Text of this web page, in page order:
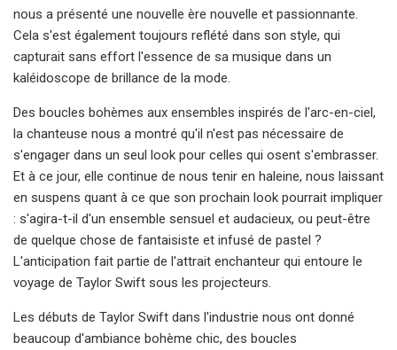
nous a présenté une nouvelle ère nouvelle et passionnante.
Cela s'est également toujours reflété dans son style, qui
capturait sans effort l'essence de sa musique dans un
kaléidoscope de brillance de la mode.
Des boucles bohèmes aux ensembles inspirés de l'arc-en-ciel,
la chanteuse nous a montré qu'il n'est pas nécessaire de
s'engager dans un seul look pour celles qui osent s'embrasser.
Et à ce jour, elle continue de nous tenir en haleine, nous laissant
en suspens quant à ce que son prochain look pourrait impliquer
: s'agira-t-il d'un ensemble sensuel et audacieux, ou peut-être
de quelque chose de fantaisiste et infusé de pastel ?
L'anticipation fait partie de l'attrait enchanteur qui entoure le
voyage de Taylor Swift sous les projecteurs.
Les débuts de Taylor Swift dans l'industrie nous ont donné
beaucoup d'ambiance bohème chic, des boucles